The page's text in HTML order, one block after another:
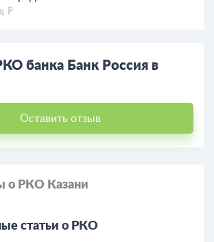
в
Оставить отзыв
о РКО Казани
статьи о РКО